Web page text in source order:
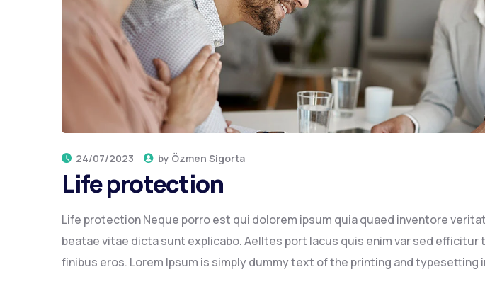
24/07/2023 by Özmen Sigorta
Life protection
Life protection Neque porro est qui dolorem ipsum quia quaed inventore
beatae vitae dicta sunt explicabo. Aelltes port lacus quis enim var sed efficitur
finibus eros. Lorem Ipsum is simply dummy text of the printing and typesetting